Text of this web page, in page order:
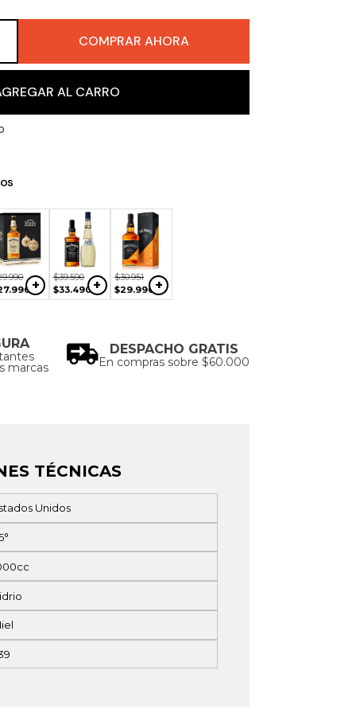
COMPRAR AHORA
AL CARRO
.990
.990+
$39.590
$33.490 +
$30.951
$29.990+
marcas
DESPACHO GRATIS
En compras sobre $60.000
TÉCNICAS
Unidos